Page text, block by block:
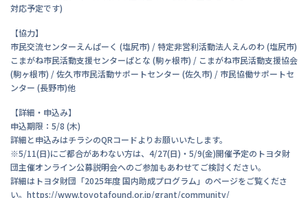
対応予定です)
【協力】
市民交流センターえんぱーく (塩尻市) / 特定非営利活動法人えんのわ (塩尻市)
こまがね市民活動支援センターぱとな (駒ヶ根市) / こまがね市民活動支援協会
(駒ヶ根市) / 佐久市市民活動サポートセンター (佐久市) / 市民協働サポートセ
ンター (長野市)他
【詳細・申込み】
申込期限：5/8 (木)
詳細と申込みはチラシのQRコードよりお願いいたします。
※5/11(日)にご都合があわない方は、4/27(日)・5/9(金)開催予定のトヨタ財
団主催オンライン公募説明会へのご参加もあわせてご検討ください。
詳細はトヨタ財団「2025年度 国内助成プログラム」のページをご覧くださ
い。https://www.toyotafound.or.jp/grant/community/